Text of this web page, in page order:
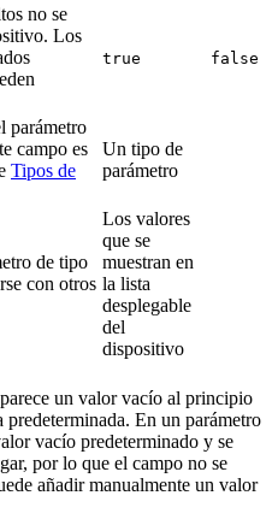
no se
Los
true false
parámetro
campo es
Tipos de
Un tipo de
parámetro
de tipo
con otros
Los valores
que se
muestran en
la lista
desplegable
del
dispositivo
un valor vacío al principio
En un parámetro
vacío predeterminado y se
por lo que el campo no se
añadir manualmente un valor